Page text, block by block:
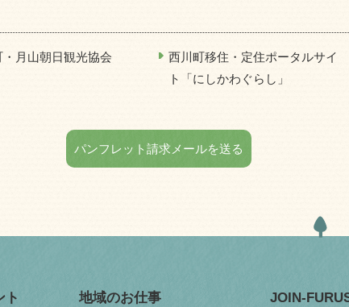
・月山朝日観光協会
西川町移住・定住ポータルサイ
ト「にしかわぐらし」
パンフレット請求メールを送る
ト 地域のお仕事
JOIN-